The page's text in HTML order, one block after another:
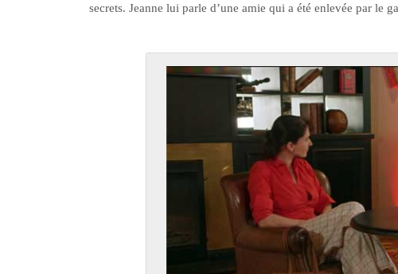
secrets. Jeanne lui parle d’une amie qui a été enlevée par le